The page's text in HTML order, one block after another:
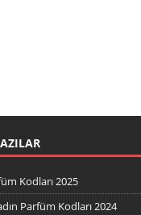
Kodları 2025
Parfüm Kodları 2024